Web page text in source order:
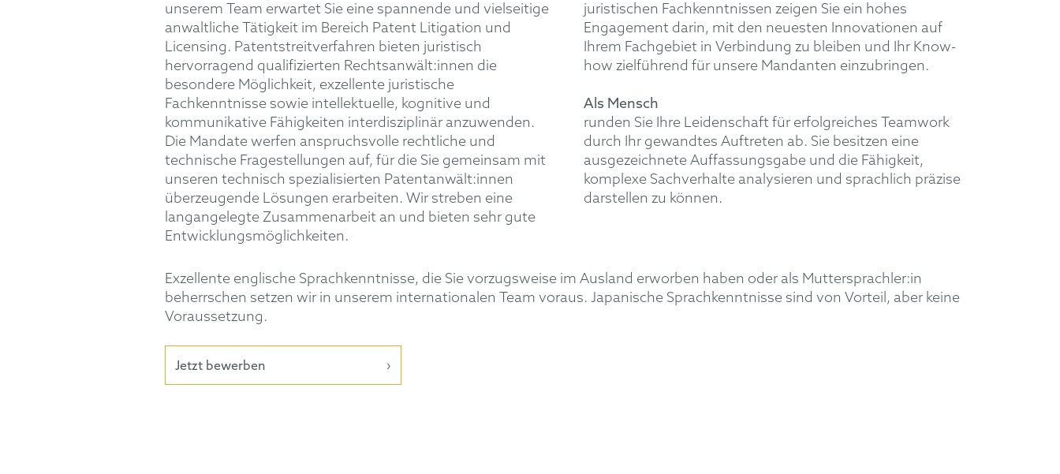
unserem Team erwartet Sie eine spannende und vielseitige
anwaltliche Tätigkeit im Bereich Patent Litigation und
Licensing. Patentstreitverfahren bieten juristisch
hervorragend qualifizierten Rechtsanwält:innen die
besondere Möglichkeit, exzellente juristische
Fachkenntnisse sowie intellektuelle, kognitive und
kommunikative Fähigkeiten interdisziplinär anzuwenden.
Die Mandate werfen anspruchsvolle rechtliche und
technische Fragestellungen auf, für die Sie gemeinsam mit
unseren technisch spezialisierten Patentanwält:innen
überzeugende Lösungen erarbeiten. Wir streben eine
langangelegte Zusammenarbeit an und bieten sehr gute
Entwicklungsmöglichkeiten.
juristischen Fachkenntnissen zeigen Sie ein hohes
Engagement darin, mit den neuesten Innovationen auf
Ihrem Fachgebiet in Verbindung zu bleiben und Ihr Know-
how zielführend für unsere Mandanten einzubringen.
Als Mensch
runden Sie Ihre Leidenschaft für erfolgreiches Teamwork
durch Ihr gewandtes Auftreten ab. Sie besitzen eine
ausgezeichnete Auffassungsgabe und die Fähigkeit,
komplexe Sachverhalte analysieren und sprachlich präzise
darstellen zu können.
Exzellente englische Sprachkenntnisse, die Sie vorzugsweise im Ausland erworben haben oder als Muttersprachler:in
beherrschen setzen wir in unserem internationalen Team voraus. Japanische Sprachkenntnisse sind von Vorteil, aber keine
Voraussetzung.
Jetzt bewerben